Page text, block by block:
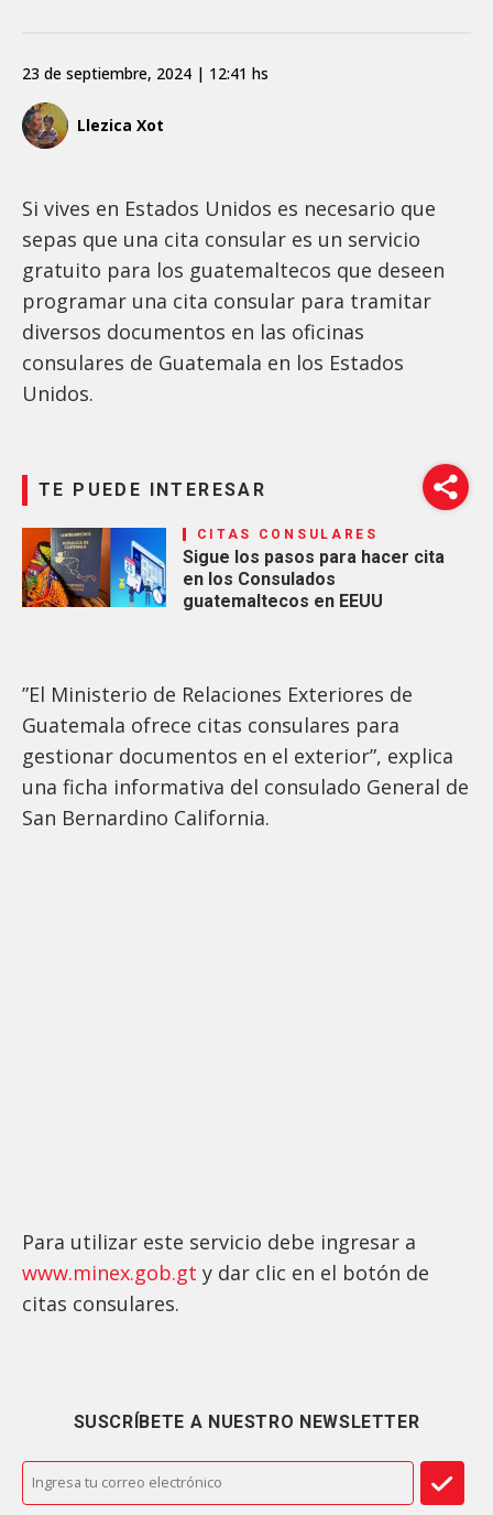
Llezica Xot
23 de septiembre, 2024 | 12:41 hs
Si vives en Estados Unidos es necesario que
sepas que una cita consular es un servicio
gratuito para los guatemaltecos que deseen
programar una cita consular para tramitar
diversos documentos en las oficinas
consulares de Guatemala en los Estados
Unidos.
TE PUEDE INTERESAR
CITAS CONSULARES
Sigue los pasos para hacer cita
en los Consulados
guatemaltecos en EEUU
”El Ministerio de Relaciones Exteriores de
Guatemala ofrece citas consulares para
gestionar documentos en el exterior”, explica
una ficha informativa del consulado General de
San Bernardino California.
Para utilizar este servicio debe ingresar a
www.minex.gob.gt y dar clic en el botón de
citas consulares.
SUSCRÍBETE A NUESTRO NEWSLETTER